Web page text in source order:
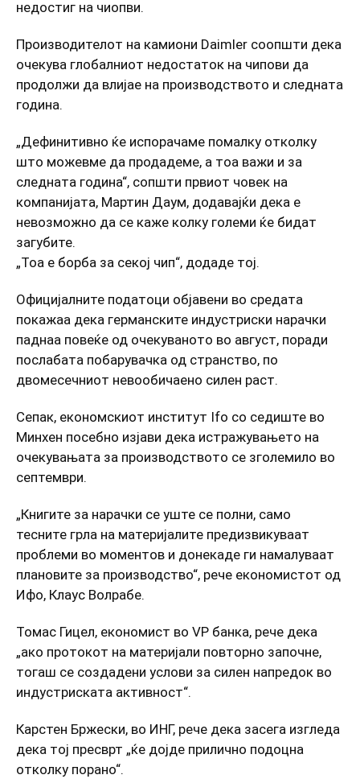
недостиг на чиопви.
Производителот на камиони Daimler соопшти дека
очекува глобалниот недостаток на чипови да
продолжи да влијае на производството и следната
година.
„Дефинитивно ќе испорачаме помалку отколку
што можевме да продадеме, а тоа важи и за
следната година“, сопшти првиот човек на
компанијата, Мартин Даум, додавајќи дека е
невозможно да се каже колку големи ќе бидат
загубите.
„Тоа е борба за секој чип“, додаде тој.
Официјалните податоци објавени во средата
покажаа дека германските индустриски нарачки
паднаа повеќе од очекуваното во август, поради
послабата побарувачка од странство, по
двомесечниот невообичаено силен раст.
Сепак, економскиот институт Ifo со седиште во
Минхен посебно изјави дека истражувањето на
очекувањата за производството се зголемило во
септември.
„Книгите за нарачки се уште се полни, само
тесните грла на материјалите предизвикуваат
проблеми во моментов и донекаде ги намалуваат
плановите за производство“, рече економистот од
Ифо, Клаус Волрабе.
Томас Гицел, економист во VP банка, рече дека
„ако протокот на материјали повторно започне,
тогаш се создадени услови за силен напредок во
индустриската активност“.
Карстен Бржески, во ИНГ, рече дека засега изгледа
дека тој пресврт „ќе дојде прилично подоцна
отколку порано“.